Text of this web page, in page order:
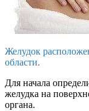
Желудок
области.
Для начала
желудка на
органа.